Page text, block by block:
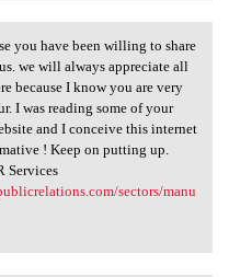
you have
you have been willing to share
we will always appreciate all
because I know you are very
I was reading some of your
and I conceive this internet
! Keep on putting up.
Services
sectors/manu